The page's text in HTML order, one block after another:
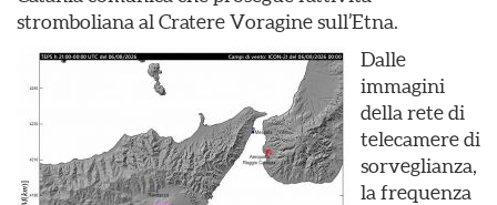
stromboliana al Cratere Voragine sull’Etna.
Dalle
immagini
della rete di
telecamere di
sorveglianza,
la frequenza